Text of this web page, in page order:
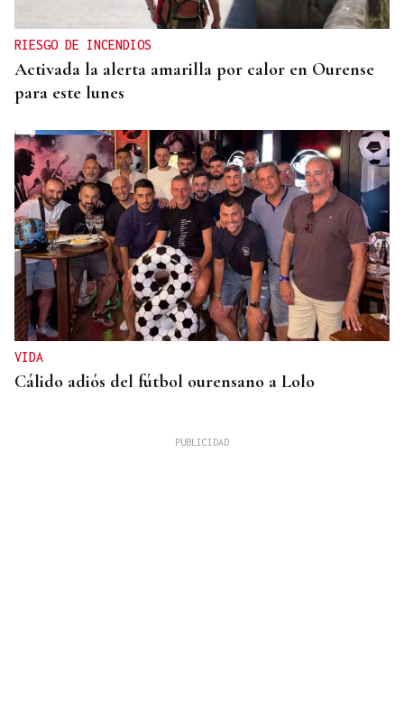
RIESGO DE INCENDIOS
Activada la alerta amarilla por calor en Ourense
para este lunes
VIDA
Cálido adiós del fútbol ourensano a Lolo